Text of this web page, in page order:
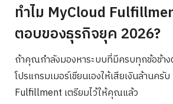
ทำไม MyCloud
ตอบของธุรกิจยุค 2026?
ถ้าคุณกำลังมองหาระบบที่มีครบทุกข้อข้า
โปรแกรมเมอร์เขียนเองให้เสียเงินล้านครั
Fulfillment เตรียมไว้ให้คุณแล้ว